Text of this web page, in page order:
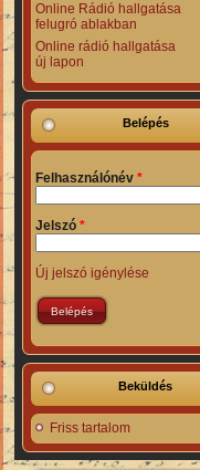
Online Rádió hallgatása
felugró ablakban
Online rádió hallgatása
új lapon
Belépés
Felhasználónév *
Jelszó *
Új jelszó igénylése
Beküldés
Friss tartalom